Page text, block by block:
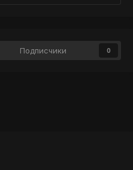
Подписчики 0